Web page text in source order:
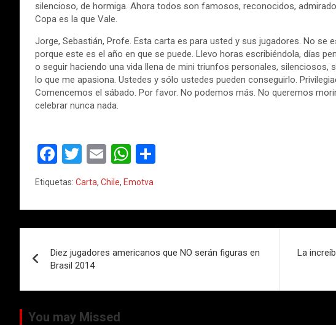
silencioso, de hormiga. Ahora todos son famosos, reconocidos,
Copa es la que Vale.
Jorge, Sebastián, Profe. Esta carta es para usted y sus jugadores. No se
porque este es el año en que se puede. Llevo horas escribiéndola, días
o seguir haciendo una vida llena de mini triunfos personales, silenciosos,
lo que me apasiona. Ustedes y sólo ustedes pueden conseguirlo.
Comencemos el sábado. Por favor. No podemos más. No queremos
celebrar nunca nada.
F
a
ce
b
o
o
k
T
wi
tt
er
E
m
ail
W
at
s
A
p
p
ar
tir
Etiquetas: Carta, Chile, Emotva
de
entradas
Diez jugadores americanos que NO serán figuras en
Brasil 2014
La
You may Missed